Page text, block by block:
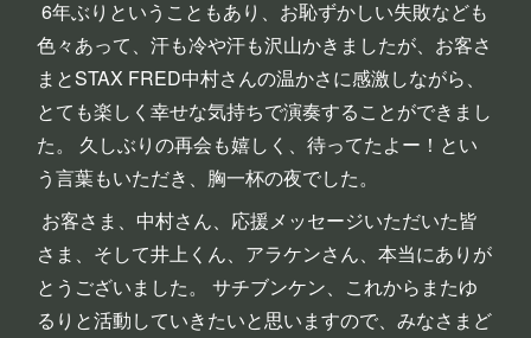
6年ぶりということもあり、お恥ずかしい失敗なども
色々あって、汗も冷や汗も沢山かきましたが、お客さ
まとSTAX FRED中村さんの温かさに感激しながら、
とても楽しく幸せな気持ちで演奏することができまし
た。 久しぶりの再会も嬉しく、待ってたよー！とい
う言葉もいただき、胸一杯の夜でした。
お客さま、中村さん、応援メッセージいただいた皆
さま、そして井上くん、アラケンさん、本当にありが
とうございました。 サチブンケン、これからまたゆ
るりと活動していきたいと思いますので、みなさまど